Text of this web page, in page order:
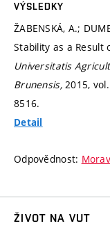
VÝSLEDKY
ŽABENSKÁ, A.;
Stability as a Result
Universitatis
Brunensis,2015,
8516.
Detail
Odpovědnost:
ŽIVOT NA VUT